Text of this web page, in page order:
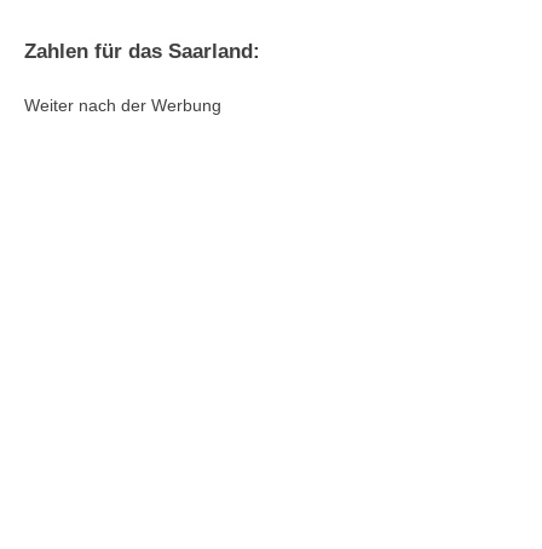
Zahlen für das Saarland:
Weiter nach der Werbung